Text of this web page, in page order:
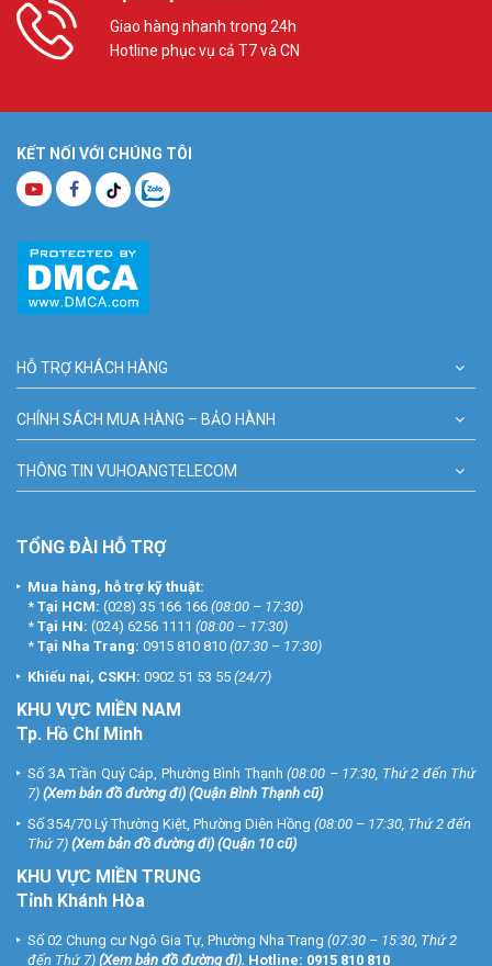
Giao hàng nhanh trong 24h
Hotline phục vụ cả T7 và CN
KẾT NỐI VỚI CHÚNG TÔI
HỖ TRỢ KHÁCH HÀNG
CHÍNH SÁCH MUA HÀNG – BẢO HÀNH
THÔNG TIN VUHOANGTELECOM
TỔNG ĐÀI HỖ TRỢ
Mua hàng, hỗ trợ kỹ thuật:
* Tại HCM: (028) 35 166 166 (08:00 – 17:30)
* Tại HN: (024) 6256 1111 (08:00 – 17:30)
* Tại Nha Trang: 0915 810 810 (07:30 – 17:30)
Khiếu nại, CSKH: 0902 51 53 55 (24/7)
KHU VỰC MIỀN NAM
Tp. Hồ Chí Minh
Số 3A Trần Quý Cáp, Phường Bình Thạnh (08:00 – 17:30, Thứ 2 đến Thứ
7) (Xem bản đồ đường đi) (Quận Bình Thạnh cũ)
Số 354/70 Lý Thường Kiệt, Phường Diên Hồng (08:00 – 17:30, Thứ 2 đến
Thứ 7) (Xem bản đồ đường đi) (Quận 10 cũ)
KHU VỰC MIỀN TRUNG
Tỉnh Khánh Hòa
Số 02 Chung cư Ngô Gia Tự, Phường Nha Trang (07:30 – 15:30, Thứ 2
đến Thứ 7) (Xem bản đồ đường đi). Hotline: 0915 810 810